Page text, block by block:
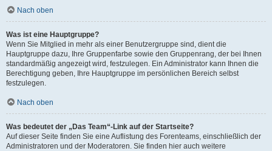
Nach oben
Was ist eine Hauptgruppe?
Wenn Sie Mitglied in mehr als einer Benutzergruppe sind, dient die
Hauptgruppe dazu, Ihre Gruppenfarbe sowie den Gruppenrang, der bei Ihnen
standardmäßig angezeigt wird, festzulegen. Ein Administrator kann Ihnen die
Berechtigung geben, Ihre Hauptgruppe im persönlichen Bereich selbst
festzulegen.
Nach oben
Was bedeutet der „Das Team“-Link auf der Startseite?
Auf dieser Seite finden Sie eine Auflistung des Forenteams, einschließlich der
Administratoren und der Moderatoren. Sie finden hier auch weitere